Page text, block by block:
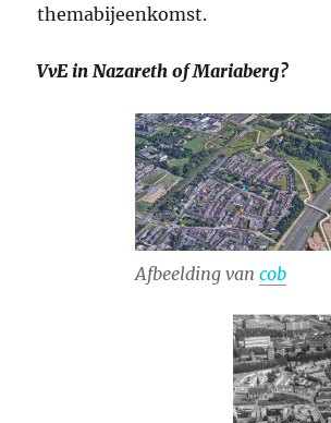
themabijeenkomst.
VvE in Nazareth of Mariaberg?
Afbeelding van cob